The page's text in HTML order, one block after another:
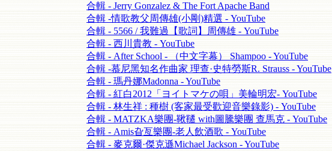
合輯 - Jerry Gonzalez & The Fort Apache Band
合輯 -情歌教父周傳雄(小剛)精選 - YouTube
合輯 - 5566 / 我難過【歌詞】周傳雄 - YouTube
合輯 - 西川貴教 - YouTube
合輯 - After School - （中文字幕） Shampoo - YouTube
合輯 -慕尼黑知名作曲家 理查·史特勞斯R. Strauss - YouTube
合輯 - 瑪丹娜Madonna - YouTube
合輯 - 紅白2012「ヨイトマケの唄」美輪明宏- YouTube
合輯 - 林生祥 : 種樹 (客家最受歡迎音樂錄影) - YouTube
合輯 - MATZKA樂團-鞦韆 with圖騰樂團 查馬克 - YouTube
合輯 - Amis旮亙樂團-老人飲酒歌 - YouTube
合輯 - 麥克爾·傑克遜Michael Jackson - YouTube